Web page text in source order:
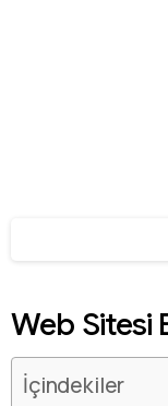
Web Sitesi
İçindekiler